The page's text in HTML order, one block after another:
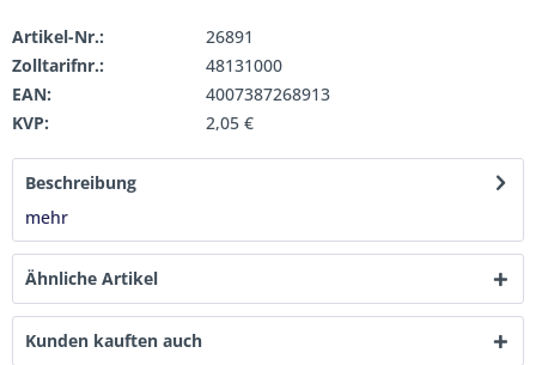
Artikel-Nr.:
26891
Zolltarifnr.:
48131000
EAN:
4007387268913
KVP:
2,05 €
Beschreibung
mehr
Ähnliche Artikel
Kunden kauften auch